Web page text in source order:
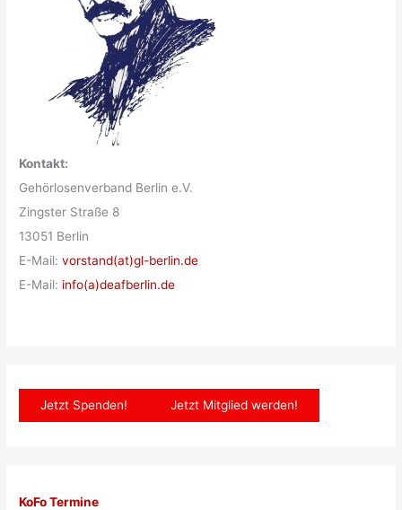
Kontakt:
Gehörlosenverband Berlin e.V.
Zingster Straße 8
13051 Berlin
E-Mail:vorstand(at)gl-berlin.de
E-Mail: info(a)deafberlin.de
Jetzt Spenden! Jetzt Mitglied werden!
KoFo Termine